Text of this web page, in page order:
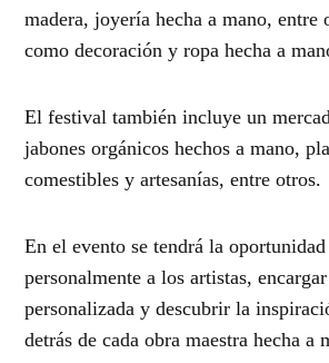
madera, joyería hecha a mano, entre
como decoración y ropa hecha a
El festival también incluye un
jabones orgánicos hechos a mano,
comestibles y artesanías, entre otros.
En el evento se tendrá la
personalmente a los artistas,
personalizada y descubrir la
detrás de cada obra maestra hecha a